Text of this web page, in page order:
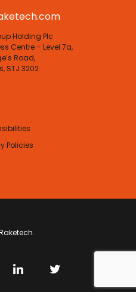
Holding Plc
Centre – Level 7a,
Road,
STJ 3202
Policies